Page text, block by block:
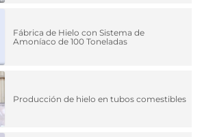
Fábrica de Hielo con Sistema de
Amoníaco de 100 Toneladas
Producción de hielo en tubos comestibles